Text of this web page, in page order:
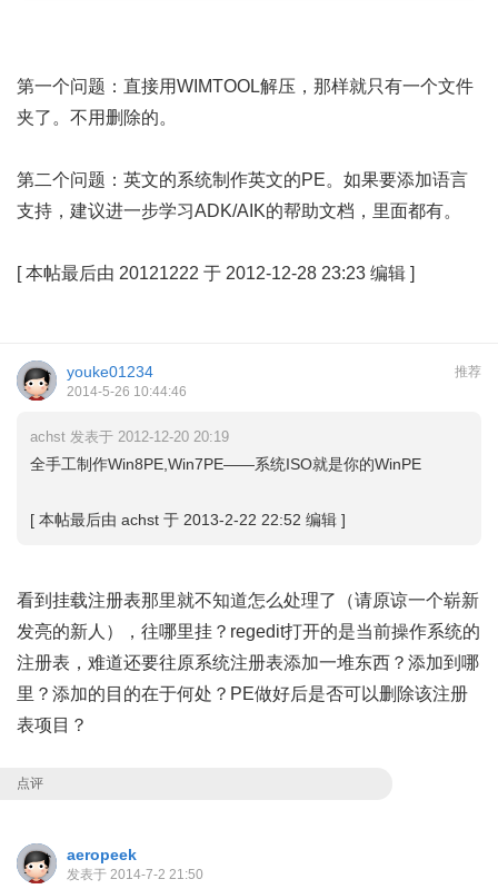
第一个问题：直接用WIMTOOL解压，那样就只有一个文件
夹了。不用删除的。
第二个问题：英文的系统制作英文的PE。如果要添加语言
支持，建议进一步学习ADK/AIK的帮助文档，里面都有。
[本帖最后由 20121222 于 2012-12-28 23:23 编辑 ]
推荐
youke01234
2014-5-26 10:44:46
achst 发表于 2012-12-20 20:19
全手工制作Win8PE,Win7PE——系统ISO就是你的WinPE
[ 本帖最后由 achst 于 2013-2-22 22:52 编辑 ]
看到挂载注册表那里就不知道怎么处理了（请原谅一个崭新
发亮的新人），往哪里挂？regedit打开的是当前操作系统的
注册表，难道还要往原系统注册表添加一堆东西？添加到哪
里？添加的目的在于何处？PE做好后是否可以删除该注册
表项目？
点评
aeropeek
发表于 2014-7-2 21:50